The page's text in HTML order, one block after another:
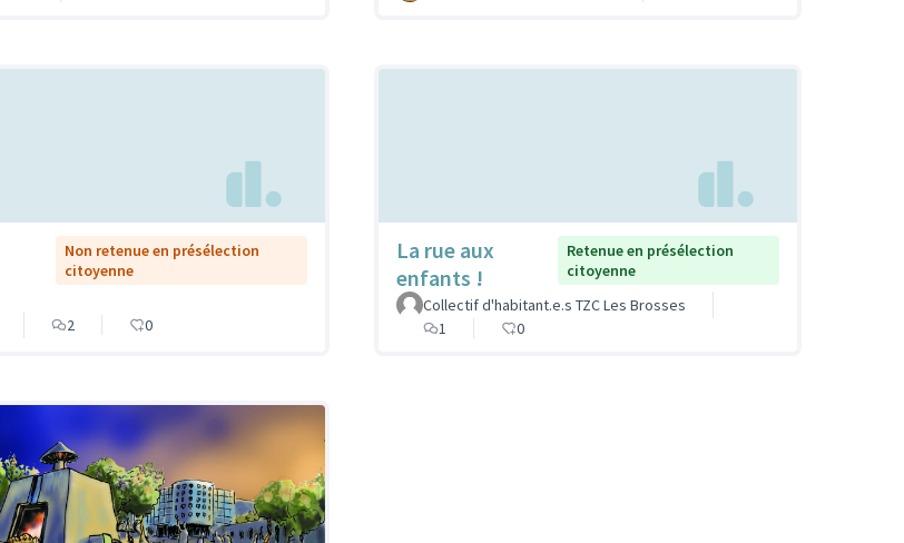
Non retenue en présélection
citoyenne
2 0
La rue aux
enfants !
Retenue en présélection
citoyenne
Collectif d'habitant.e.s TZC Les Brosses
1
0